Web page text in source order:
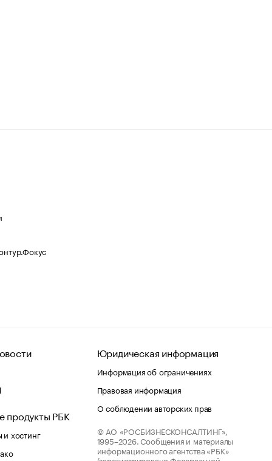
продукты РБК
хостинг
Юридическая информация
Информация об ограничениях
Правовая информация
О соблюдении авторских прав
© АО «РОСБИЗНЕСКОНСАЛТИНГ»,
1995–2026. Сообщения и материалы
информационного агентства «РБК»